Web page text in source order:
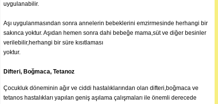
uygulanabilir.
Aşı uygulanmasından sonra annelerin bebeklerini emzirmesinde herhangi bir
sakınca yoktur. Aşıdan hemen sonra dahi bebeğe mama,süt ve diğer besinler
verilebilir,herhangi bir süre kısıtlaması
yoktur.
Difteri, Boğmaca, Tetanoz
Çocukluk döneminin ağır ve ciddi hastalıklarından olan difteri,boğmaca ve
tetanos hastalıkları yapılan geniş aşılama çalışmaları ile önemli derecede